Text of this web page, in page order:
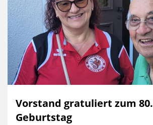
Vorstand gratuliert zum 80.
Geburtstag